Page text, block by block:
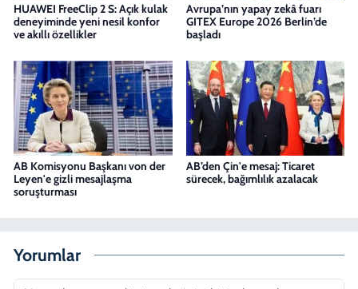
HUAWEI FreeClip 2 S: Açık kulak
deneyiminde yeni nesil konfor
ve akıllı özellikler
Avrupa’nın yapay zekâ fuarı
GITEX Europe 2026 Berlin’de
başladı
AB Komisyonu Başkanı von der
Leyen'e gizli mesajlaşma
soruşturması
AB’den Çin'e mesaj: Ticaret
sürecek, bağımlılık azalacak
Yorumlar